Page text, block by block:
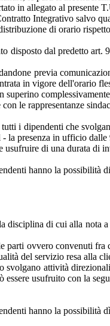
in allegato al presente
Integrativo salvo
di orario
disposto dal predetto art.
previa
in vigore dell'orario
le rappresentanze
i dipendenti che
presenza in ufficio
di una durata di
hanno la possibilità
di cui alla
ovvero convenuti
del servizio resa alla
attività
usufruito con la
hanno la possibilità